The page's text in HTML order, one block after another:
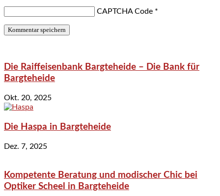
CAPTCHA Code *
Die Raiffeisenbank Bargteheide – Die Bank für
Bargteheide
Okt. 20, 2025
Die Haspa in Bargteheide
Dez. 7, 2025
Kompetente Beratung und modischer Chic bei
Optiker Scheel in Bargteheide